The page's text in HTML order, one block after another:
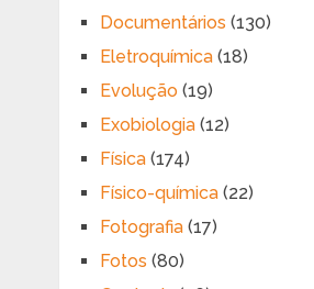
Documentários (130)
Eletroquímica(18)
Evolução (19)
Exobiologia(12)
Física(174)
Físico-química(22)
Fotografia(17)
Fotos (80)